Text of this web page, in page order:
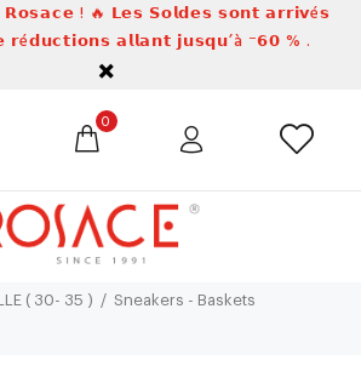
! 🔥 𝗟𝗲𝘀 𝗦𝗼𝗹𝗱𝗲𝘀 𝘀𝗼𝗻𝘁 𝗮𝗿𝗿𝗶𝘃é𝘀
𝗿é𝗱𝘂𝗰𝘁𝗶𝗼𝗻𝘀 𝗮𝗹𝗹𝗮𝗻𝘁 𝗷𝘂𝘀𝗾𝘂’à ⁻𝟲𝟬 % .
0
( 30- 35 ) Sneakers - Baskets